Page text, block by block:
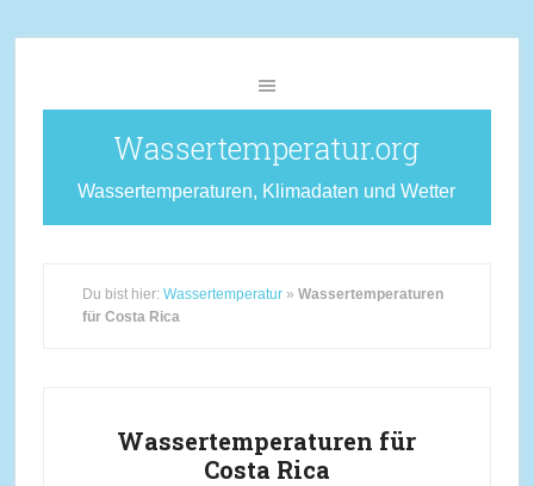
Wassertemperatur.org
Wassertemperaturen, Klimadaten und Wetter
Du bist hier: Wassertemperatur» Wassertemperaturen
für Costa Rica
Wassertemperaturen für
Costa Rica